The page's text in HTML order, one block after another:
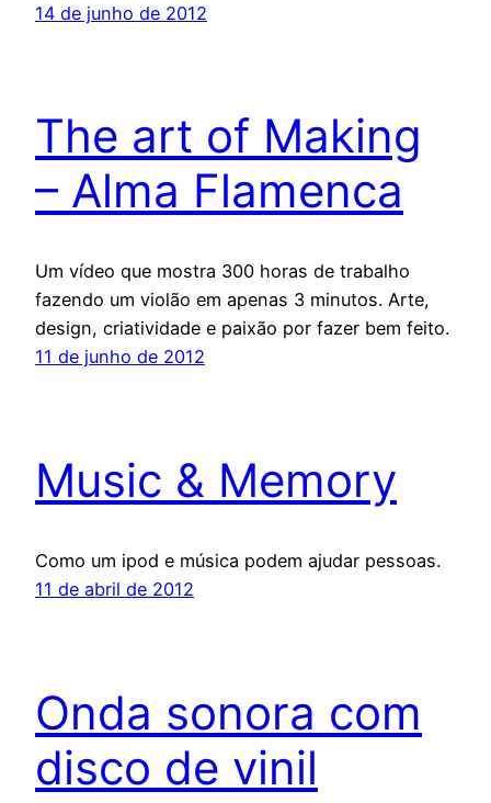
14 de junho de 2012
The art of Making
– Alma Flamenca
Um vídeo que mostra 300 horas de trabalho
fazendo um violão em apenas 3 minutos. Arte,
design, criatividade e paixão por fazer bem feito.
11 de junho de 2012
Music & Memory
Como um ipod e música podem ajudar pessoas.
11 de abril de 2012
Onda sonora com
disco de vinil